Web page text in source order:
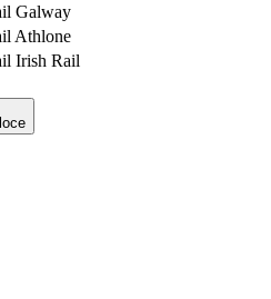
Galway
Athlone
Irish Rail
©CARTO, ©